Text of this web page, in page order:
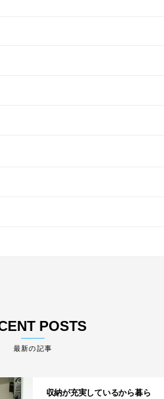
POSTS
最新の記事
収納が充実しているから暮ら